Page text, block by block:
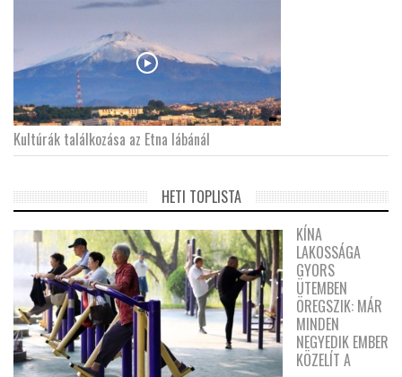
Kultúrák találkozása az Etna lábánál
HETI TOPLISTA
KÍNA
LAKOSSÁGA
GYORS
ÜTEMBEN
ÖREGSZIK: MÁR
MINDEN
NEGYEDIK EMBER
KÖZELÍT A